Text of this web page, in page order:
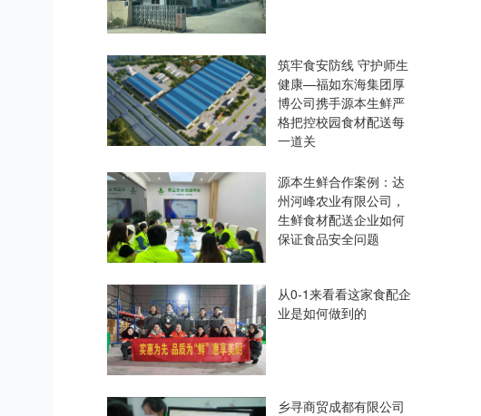
筑牢食安防线 守护师生
健康—福如东海集团厚
博公司携手源本生鲜严
格把控校园食材配送每
一道关
源本生鲜合作案例：达
州河峰农业有限公司，
生鲜食材配送企业如何
保证食品安全问题
从0-1来看看这家食配企
业是如何做到的
乡寻商贸成都有限公司